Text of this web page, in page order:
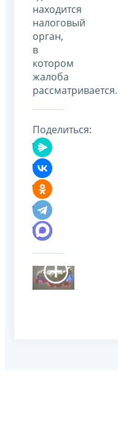
находится
налоговый
орган,
в
котором
жалоба
рассматривается.
Поделиться: